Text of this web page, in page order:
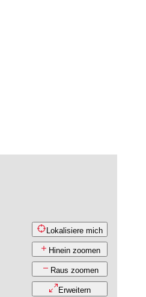
Lokalisiere mich
Hinein zoomen
Raus zoomen
Erweitern